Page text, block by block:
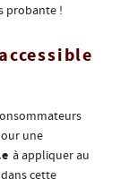
probante !
une
à appliquer au
cette